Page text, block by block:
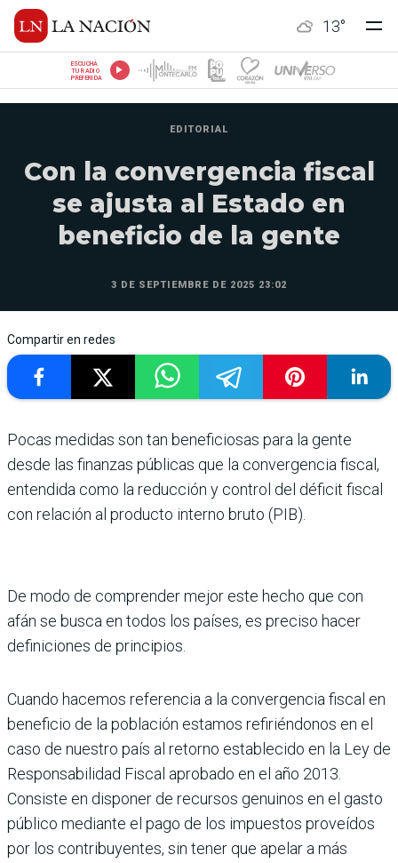
13°
ESCUCHÁ
TU RADIO
PREFERIDA
EDITORIAL
Con la convergencia fiscal
se ajusta al Estado en
beneficio de la gente
3 DE SEPTIEMBRE DE 2025 23:02
Compartir en redes
Pocas medidas son tan beneficio­sas para la gente
desde las finanzas públicas que la convergencia fiscal,
entendida como la reducción y con­trol del déficit fiscal
con relación al producto interno bruto (PIB).
De modo de comprender mejor este hecho que con
afán se busca en todos los países, es preciso hacer
definiciones de principios.
Cuando hacemos referencia a la convergen­cia fiscal en
beneficio de la población esta­mos refiriéndonos en el
caso de nuestro país al retorno establecido en la Ley de
Respon­sabilidad Fiscal aprobado en el año 2013.
Consiste en disponer de recursos genuinos en el gasto
público mediante el pago de los impuestos proveídos
por los contribuyentes, sin tener que apelar a más